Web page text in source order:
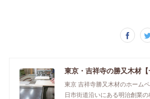
東京 吉祥寺勝又木材のホーム
日市街道沿いにある明治創業